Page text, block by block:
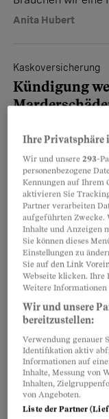
Anita Hubert
Kaskoversicherung
Kündigung
Marderschäden
Obwohl mich an
die Versicherung
legal?
Katharina Siegrist
Auto
Braucht es
Frage: Die Police
keine
Gegenteil.
Beobachter-
Ihre Privatsphäre
Wir und unsere293-
personenbezogene
Kennungen auf Ihrem
aktivieren Sie
Partner verarbeiten
aufgeführten Zwecke.
Inhalte und Anzeigen
Sie können dieses
Einstellungen zu
Sie auf den Link
Webseite klicken. Ihre
Weitere Informationen
Wir und unsere
bereitzustellen:
Verwendung genauer
Identifikation aktiv
Informationen auf
Inhalte, Messung von
Inhalten,
von Angeboten.
Liste der Partner